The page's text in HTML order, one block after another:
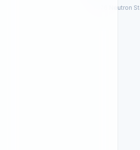
© 2026 Neutron